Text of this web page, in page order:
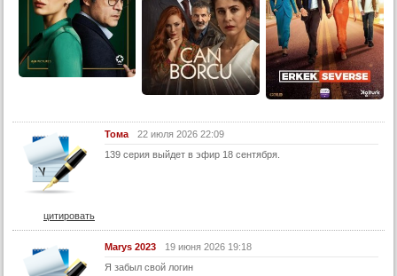
Тома
22 июля 2026 22:09
139 серия выйдет в эфир 18 сентября.
цитировать
Marys 2023
19 июня 2026 19:18
Я забыл свой логин